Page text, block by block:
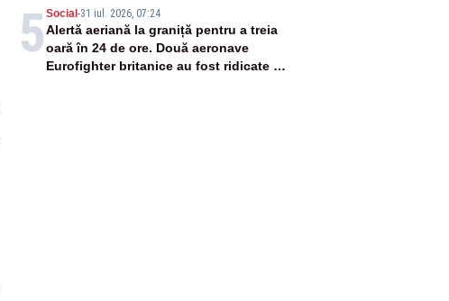
5 Social -31 iul. 2026, 07:24
Alertă aeriană la graniță pentru a treia
oară în 24 de ore. Două aeronave
Eurofighter britanice au fost ridicate de